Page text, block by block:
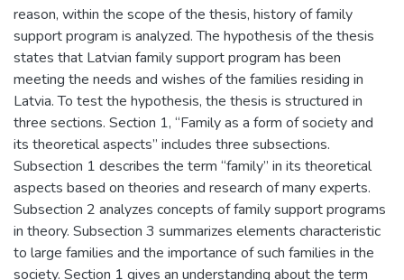
reason, within the scope of the thesis, history of family
support program is analyzed. The hypothesis of the thesis
states that Latvian family support program has been
meeting the needs and wishes of the families residing in
Latvia. To test the hypothesis, the thesis is structured in
three sections. Section 1, “Family as a form of society and
its theoretical aspects” includes three subsections.
Subsection 1 describes the term “family” in its theoretical
aspects based on theories and research of many experts.
Subsection 2 analyzes concepts of family support programs
in theory. Subsection 3 summarizes elements characteristic
to large families and the importance of such families in the
society. Section 1 gives an understanding about the term